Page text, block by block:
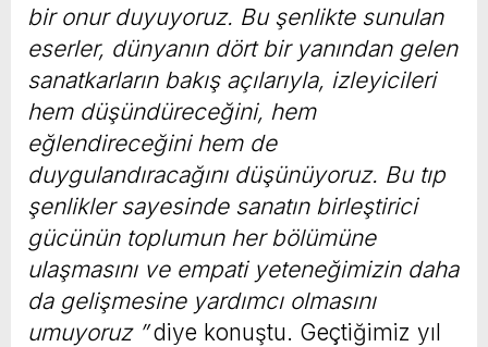
bir onur duyuyoruz. Bu şenlikte sunulan
eserler, dünyanın dört bir yanından gelen
sanatkarların bakış açılarıyla, izleyicileri
hem düşündüreceğini, hem
eğlendireceğini hem de
duygulandıracağını düşünüyoruz. Bu tıp
şenlikler sayesinde sanatın birleştirici
gücünün toplumun her bölümüne
ulaşmasını ve empati yeteneğimizin daha
da gelişmesine yardımcı olmasını
umuyoruz ”diye konuştu. Geçtiğimiz yıl